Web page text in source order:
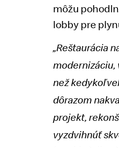
môžu
lobby pre
„Reštaurácia
modernizáciu,
než
dôrazom
projekt,
vyzdvihnúť